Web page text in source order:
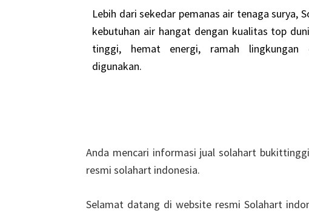
Lebih dari sekedar pemanas air tenaga surya,
kebutuhan air hangat dengan kualitas top
tinggi, hemat energi, ramah lingkungan
digunakan.
Anda mencari informasi jual solahart
resmi solahart indonesia.
Selamat datang di website resmi Solahart